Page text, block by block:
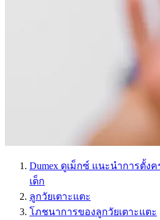
Dumex ดูเม็กซ์ แนะนำการตั้ง
เด็ก
ลูกวัยเตาะแตะ
โภชนาการของลูกวัยเตาะแตะ